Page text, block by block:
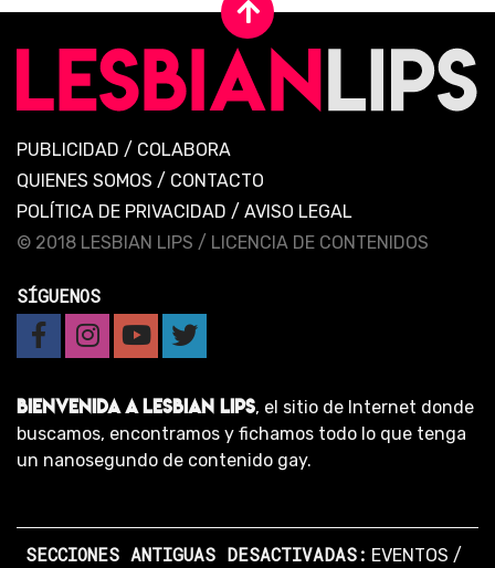
PUBLICIDAD / COLABORA
QUIENES SOMOS / CONTACTO
POLÍTICA DE PRIVACIDAD / AVISO LEGAL
© 2018 LESBIAN LIPS / LICENCIA DE CONTENIDOS
SÍGUENOS
BIENVENIDA A LESBIAN LIPS, el sitio de Internet donde
buscamos, encontramos y fichamos todo lo que tenga
un nanosegundo de contenido gay.
SECCIONES ANTIGUAS DESACTIVADAS: EVENTOS /